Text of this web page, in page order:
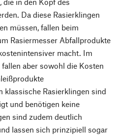
die in den Kopf des
Da diese Rasierklingen
müssen, fallen beim
Rasiermesser Abfallprodukte
macht. Im
aber sowohl die Kosten
klassische Rasierklingen sind
und benötigen keine
sind zudem deutlich
lassen sich prinzipiell sogar